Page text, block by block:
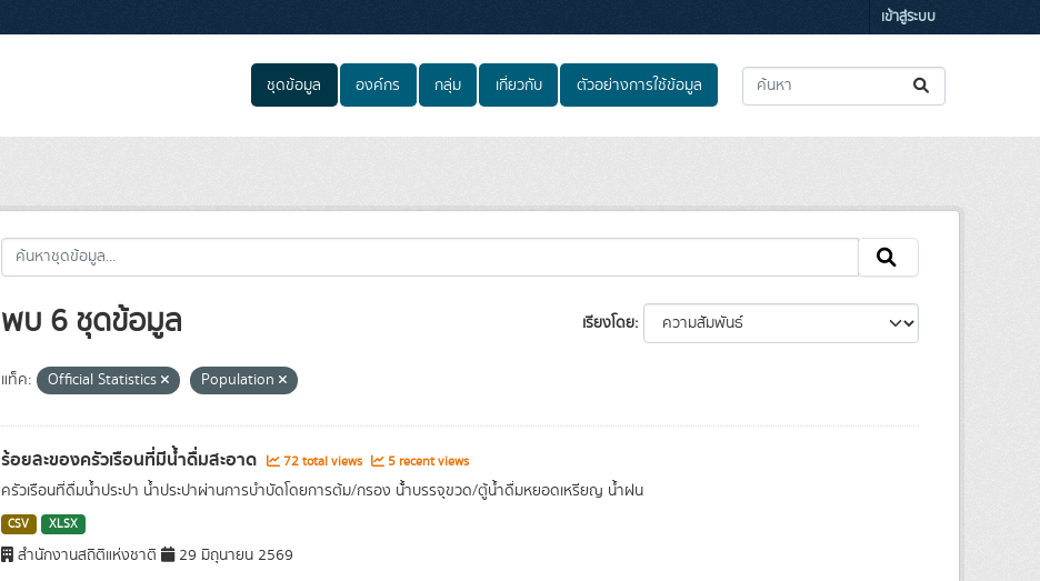
เข้าสู่ระบบ
ชุดข้อมูล องค์กร กลุ่ม เกี่ยวกับ ตัวอย่างการใช้ข้อมูล
เรียงโดย
พบ 6 ชุดข้อมูล
แท็ค: Official Statistics Population
ร้อยละของครัวเรือนที่มีน้ำดื่มสะอาด 72 total views 5 recent views
ครัวเรือนที่ดื่มน้ำประปา น้ำประปาผ่านการบําบัดโดยการต้ม/กรอง น้้ำบรรจุขวด/ตู้น้ำดื่มหยอดเหรียญ น้ำฝน
CSV XLSX
สำนักงานสถิติแห่งชาติ 29 มิถุนายน 2569